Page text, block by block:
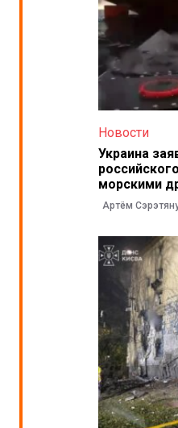
Новости
Украина
морскими
Артём